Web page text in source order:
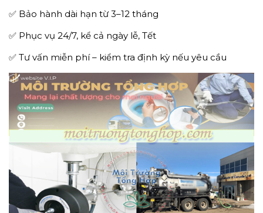
✅ Bảo hành dài hạn từ 3–12 tháng
✅ Phục vụ 24/7, kể cả ngày lễ, Tết
✅ Tư vấn miễn phí – kiểm tra định kỳ nếu yêu cầu